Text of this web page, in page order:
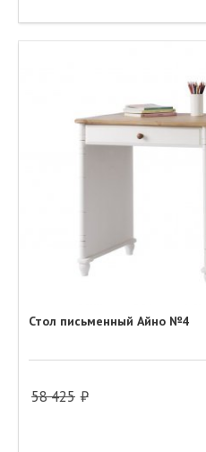
Стол письменный Айно №4
58 425